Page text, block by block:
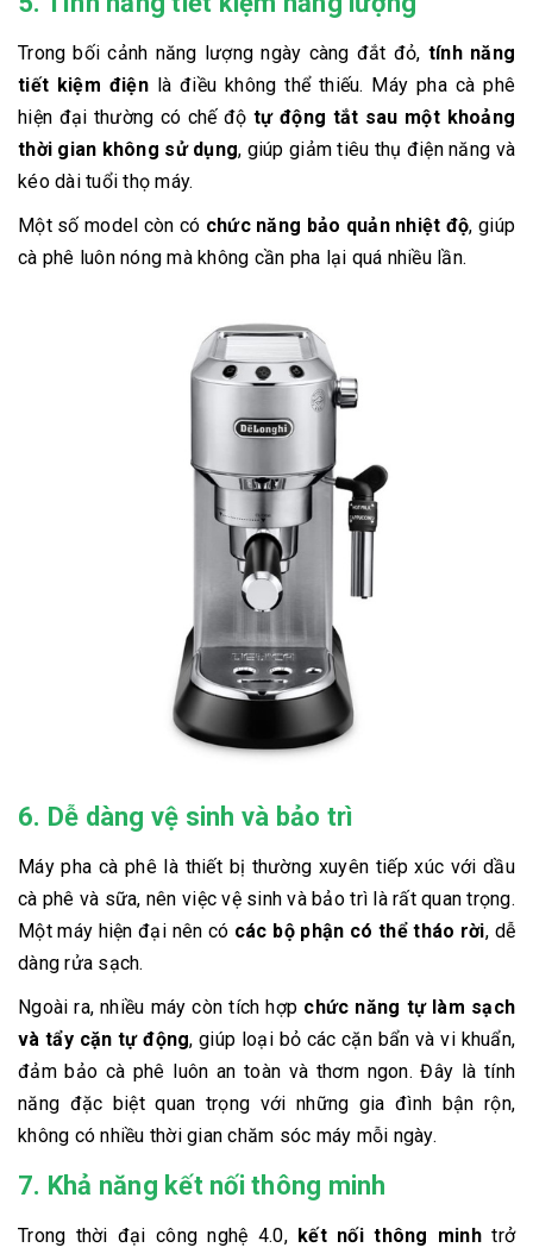
Trong bối cảnh năng lượng ngày càng đắt đỏ, tính năng
tiết kiệm điệnlà điều không thể thiếu. Máy pha cà phê
hiện đại thường có chế độtự động tắt sau một khoảng
thời gian không sử dụng, giúp giảm tiêu thụ điện năng và
kéo dài tuổi thọ máy.
Một số model còn có chức năng bảo quản nhiệt độ, giúp
cà phê luôn nóng mà không cần pha lại quá nhiều lần.
6. Dễ dàng vệ sinh và bảo trì
Máy pha cà phê là thiết bị thường xuyên tiếp xúc với dầu
cà phê và sữa, nên việc vệ sinh và bảo trì là rất quan trọng.
Một máy hiện đại nên có các bộ phận có thể tháo rời, dễ
dàng rửa sạch.
Ngoài ra, nhiều máy còn tích hợp chức năng tự làm sạch
và tẩy cặn tự động, giúp loại bỏ các cặn bẩn và vi khuẩn,
đảm bảo cà phê luôn an toàn và thơm ngon. Đây là tính
năng đặc biệt quan trọng với những gia đình bận rộn,
không có nhiều thời gian chăm sóc máy mỗi ngày.
7. Khả năng kết nối thông minh
Trong thời đại công nghệ 4.0, kết nối thông minhtrở